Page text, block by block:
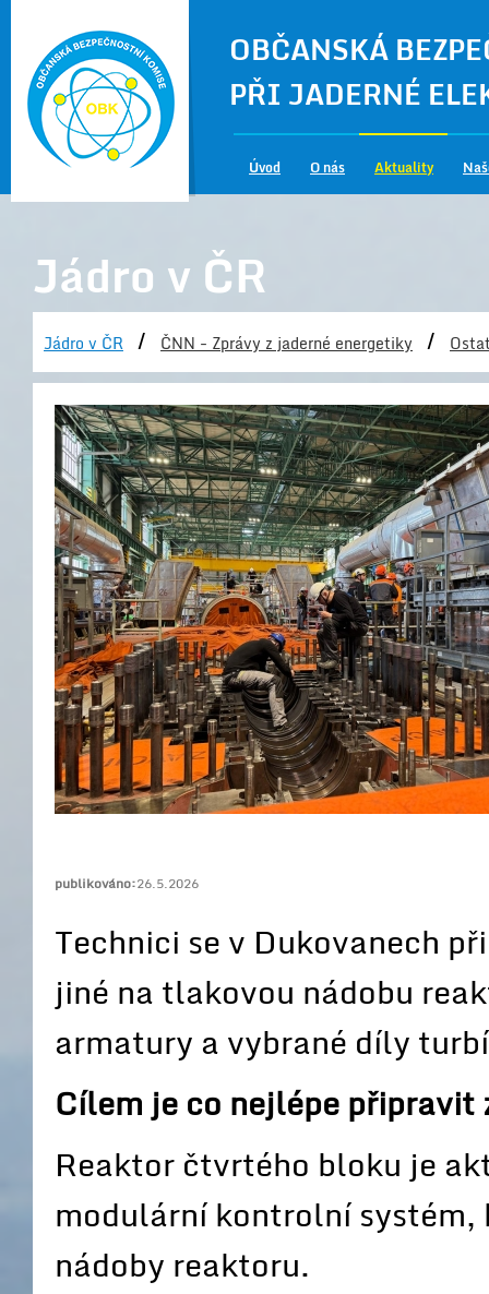
OBČANSKÁ
PŘI JADERNÉ
Úvod O nás Aktuality
Jádro v ČR
Jádro v ČR / ČNN - Zprávy z jaderné energetiky /
publikováno:26.5.2026
Technici se v Dukovanech
jiné na tlakovou nádobu
armatury a vybrané díly
Cílem je co nejlépe připravit
Reaktor čtvrtého bloku je
modulární kontrolní
nádoby reaktoru.